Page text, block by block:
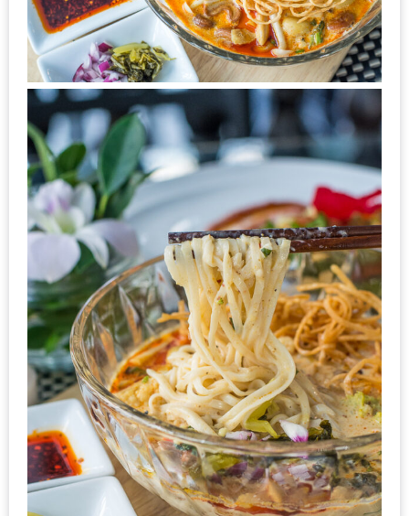
ลุ้น
รับ
GIFT
VOUCHER
รับ
ประทาน
อาหาร
มูลค่า
1,000
บาท
ฟรี
3
รางวัล
วัน
แม่
สุด
พิเศษ
โปร
โม